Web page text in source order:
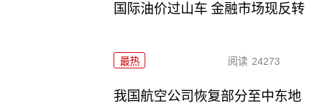
国际油价过山车 金融市场现反转
最热 阅读 24273
我国航空公司恢复部分至中东地